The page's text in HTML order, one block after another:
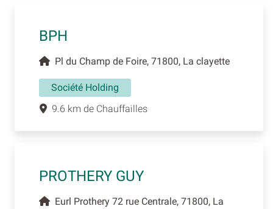
BPH
Pl du Champ de Foire, 71800, La clayette
Société Holding
9.6 km de Chauffailles
PROTHERY GUY
Eurl Prothery 72 rue Centrale, 71800, La